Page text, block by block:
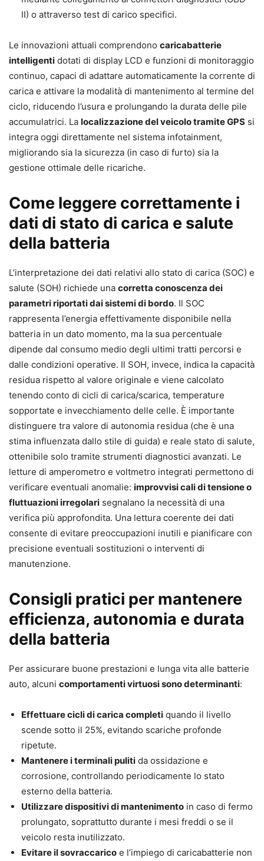
II) o attraverso test di carico specifici.
Le innovazioni attuali comprendono caricabatterie
intelligenti dotati di display LCD e funzioni di monitoraggio
continuo, capaci di adattare automaticamente la corrente di
carica e attivare la modalità di mantenimento al termine del
ciclo, riducendo l’usura e prolungando la durata delle pile
accumulatrici. La localizzazione del veicolo tramite GPS si
integra oggi direttamente nel sistema infotainment,
migliorando sia la sicurezza (in caso di furto) sia la
gestione ottimale delle ricariche.
Come leggere correttamente i
dati di stato di carica e salute
della batteria
L’interpretazione dei dati relativi allo stato di carica (SOC) e
salute (SOH) richiede una corretta conoscenza dei
parametri riportati dai sistemi di bordo. Il SOC
rappresenta l’energia effettivamente disponibile nella
batteria in un dato momento, ma la sua percentuale
dipende dal consumo medio degli ultimi tratti percorsi e
dalle condizioni operative. Il SOH, invece, indica la capacità
residua rispetto al valore originale e viene calcolato
tenendo conto di cicli di carica/scarica, temperature
sopportate e invecchiamento delle celle. È importante
distinguere tra valore di autonomia residua (che è una
stima influenzata dallo stile di guida) e reale stato di salute,
ottenibile solo tramite strumenti diagnostici avanzati. Le
letture di amperometro e voltmetro integrati permettono di
verificare eventuali anomalie: improvvisi cali di tensione o
fluttuazioni irregolari segnalano la necessità di una
verifica più approfondita. Una lettura coerente dei dati
consente di evitare preoccupazioni inutili e pianificare con
precisione eventuali sostituzioni o interventi di
manutenzione.
Consigli pratici per mantenere
efficienza, autonomia e durata
della batteria
Per assicurare buone prestazioni e lunga vita alle batterie
auto, alcuni comportamenti virtuosi sono determinanti:
Effettuare cicli di carica completi quando il livello
scende sotto il 25%, evitando scariche profonde
ripetute.
Mantenere i terminali puliti da ossidazione e
corrosione, controllando periodicamente lo stato
esterno della batteria.
Utilizzare dispositivi di mantenimento in caso di fermo
prolungato, soprattutto durante i mesi freddi o se il
veicolo resta inutilizzato.
Evitare il sovraccarico e l’impiego di caricabatterie non